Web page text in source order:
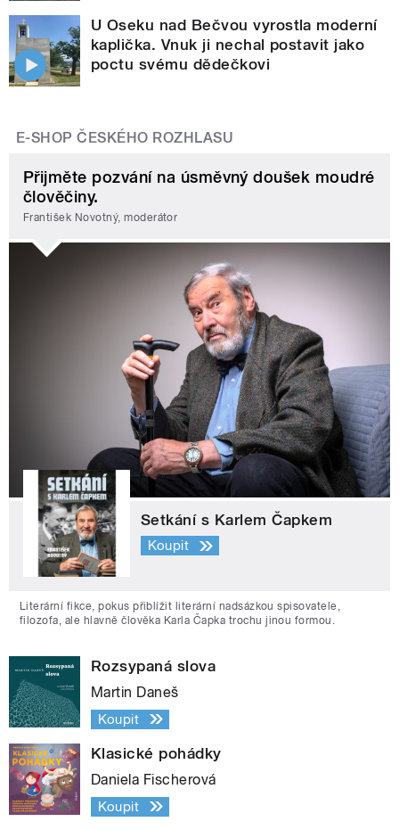
U Oseku nad Bečvou vyrostla moderní
kaplička. Vnuk ji nechal postavit jako
poctu svému dědečkovi
E-SHOP ČESKÉHO ROZHLASU
Přijměte pozvání na úsměvný doušek moudré
člověčiny.
František Novotný, moderátor
Setkání s Karlem Čapkem
Koupit
Literární fikce, pokus přiblížit literární nadsázkou spisovatele,
filozofa, ale hlavně člověka Karla Čapka trochu jinou formou.
Rozsypaná slova
Martin Daneš
Koupit
Klasické pohádky
Daniela Fischerová
Koupit